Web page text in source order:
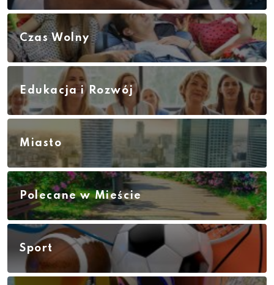
Czas Wolny
Edukacja i Rozwój
Miasto
Polecane w Mieście
Sport